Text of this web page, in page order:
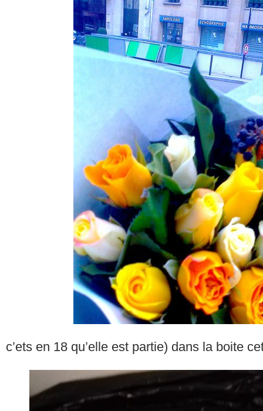
c’ets en 18 qu’elle est partie) dans la boite